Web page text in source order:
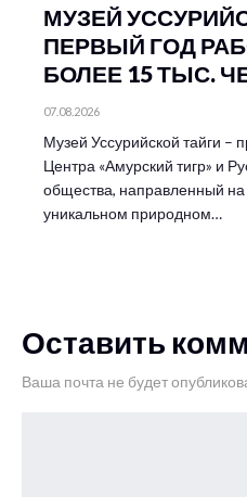
МУЗЕЙ
ПЕРВЫЙ ГОД
БОЛЕЕ 15 ТЫС.
07.08.2026
Музей Уссурийской тайги –
Центра «Амурский тигр» и
общества, направленный
уникальном природном…
Оставить
Ваша почта не будет